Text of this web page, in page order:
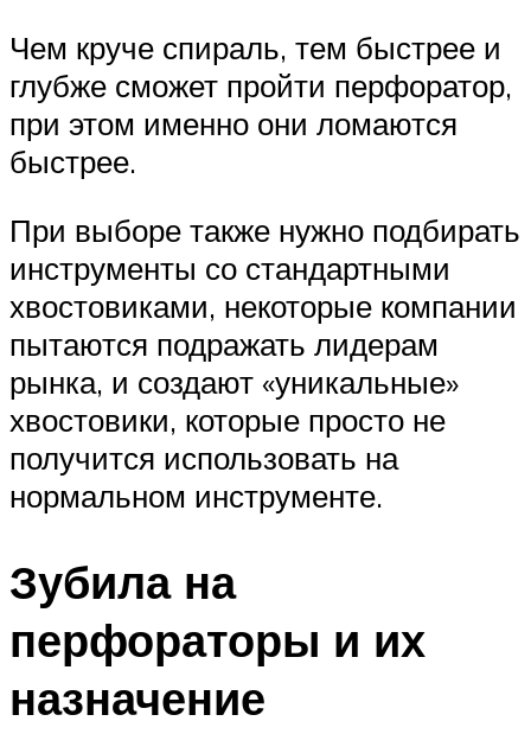
Чем круче спираль, тем быстрее и
глубже сможет пройти перфоратор,
при этом именно они ломаются
быстрее.
При выборе также нужно подбирать
инструменты со стандартными
хвостовиками, некоторые компании
пытаются подражать лидерам
рынка, и создают «уникальные»
хвостовики, которые просто не
получится использовать на
нормальном инструменте.
Зубила на
перфораторы и их
назначение